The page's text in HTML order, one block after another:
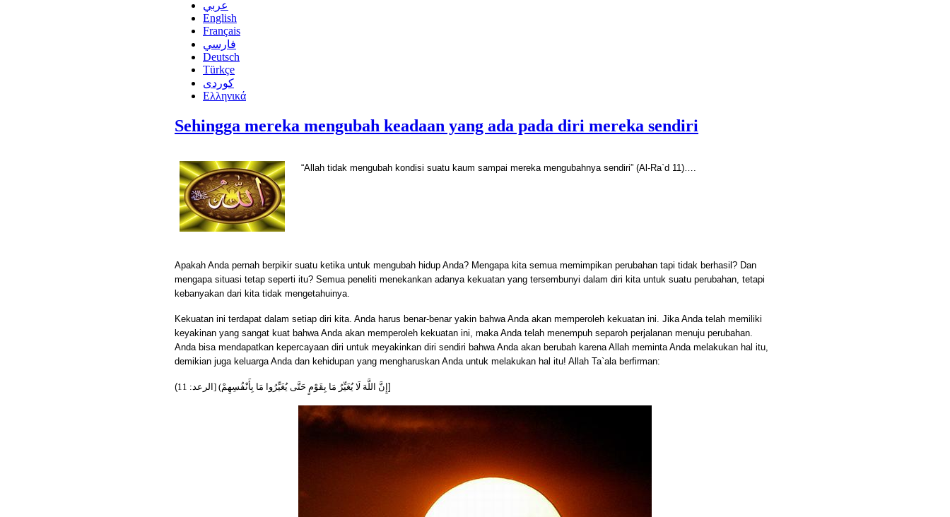
عربي
English
Français
فارسي
Deutsch
Türkçe
كوردى
Ελληνικά
Sehingga mereka mengubah keadaan yang ada pada diri mereka sendiri
“Allah tidak mengubah kondisi suatu kaum sampai mereka mengubahnya sendiri” (Al-Ra`d 11)
Apakah Anda pernah berpikir suatu ketika untuk mengubah hidup Anda? Mengapa kita semua memimpikan perubahan tapi tidak berhasil? Dan
mengapa situasi tetap seperti itu? Semua peneliti menekankan adanya kekuatan yang tersembunyi dalam diri kita untuk suatu perubahan, tetapi
kebanyakan dari kita tidak mengetahuinya.
Kekuatan ini terdapat dalam setiap diri kita. Anda harus benar-benar yakin bahwa Anda akan memperoleh kekuatan ini. Jika Anda telah memiliki
keyakinan yang sangat kuat bahwa Anda akan memperoleh kekuatan ini, maka Anda telah menempuh separoh perjalanan menuju perubahan.
Anda bisa mendapatkan kepercayaan diri untuk meyakinkan diri sendiri bahwa Anda akan berubah karena Allah meminta Anda melakukan hal itu,
demikian juga keluarga Anda dan kehidupan yang mengharuskan Anda untuk melakukan hal itu! Allah Ta`ala berfirman:
( إِنَّ اللَّهَ لَا يُغَيِّرُ مَا بِقَوْمٍ حَتَّى يُغَيِّرُوا مَا بِأَنْفُسِهِمْ) [الرعد: 11]